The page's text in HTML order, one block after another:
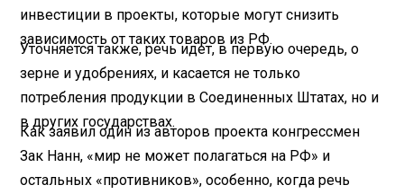
инвестиции в проекты, которые могут снизить
зависимость от таких товаров из РФ.
Уточняется также, речь идет, в первую очередь, о
зерне и удобрениях, и касается не только
потребления продукции в Соединенных Штатах, но и
в других государствах.
Как заявил один из авторов проекта конгрессмен
Зак Нанн, «мир не может полагаться на РФ» и
остальных «противников», особенно, когда речь